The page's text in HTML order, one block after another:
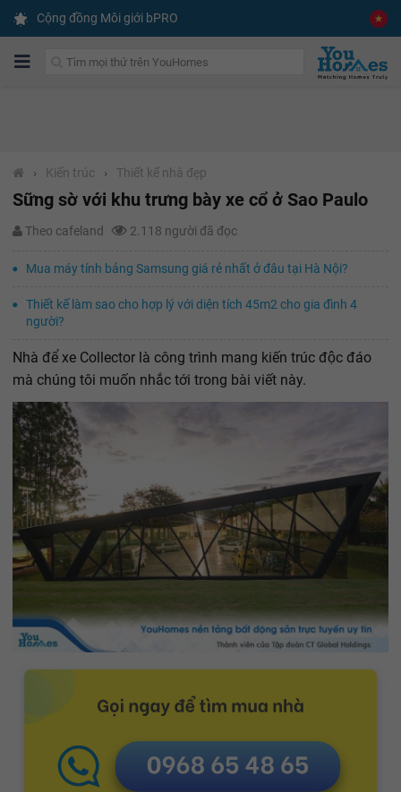
Cộng đồng Môi giới bPRO
› Kiến trúc › Thiết kế nhà đẹp
Sững sờ với khu trưng bày xe cổ ở Sao Paulo
Theo cafeland 2.118 người đã đọc
Mua máy tính bảng Samsung giá rẻ nhất ở đâu tại Hà Nội?
Thiết kế làm sao cho hợp lý với diện tích 45m2 cho gia đình 4
người?
Nhà để xe Collector là công trình mang kiến trúc độc đáo
mà chúng tôi muốn nhắc tới trong bài viết này.